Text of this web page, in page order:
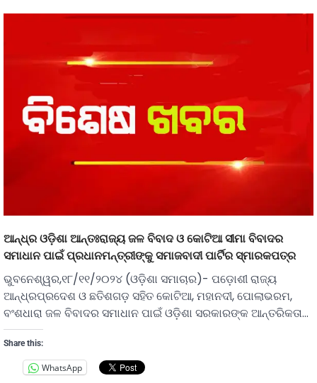
ଆନ୍ଧ୍ର ଓଡ଼ିଶା ଆନ୍ତଃରାଜ୍ୟ ଜଳ ବିବାଦ ଓ କୋଟିଆ ସୀମା ବିବାଦର
ସମାଧାନ ପାଇଁ ପ୍ରଧାନମନ୍ତ୍ରୀଙ୍କୁ ସମାଜବାଦୀ ପାର୍ଟିର ସ୍ମାରକପତ୍ର
ଭୁବନେଶ୍ୱର,୧୮/୧୧/୨୦୨୪ (ଓଡ଼ିଶା ସମାଚାର)- ପଡ଼ୋଶୀ ରାଜ୍ୟ
ଆନ୍ଧ୍ରପ୍ରଦେଶ ଓ ଛତିଶଗଡ଼ ସହିତ କୋଟିଆ, ମହାନଦୀ, ପୋଲାଭରମ,
ବଂଶଧାରା ଜଳ ବିବାଦର ସମାଧାନ ପାଇଁ ଓଡ଼ିଶା ସରକାରଙ୍କ ଆନ୍ତରିକତା…
Share this:
WhatsApp